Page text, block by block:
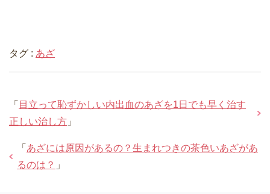
タグ : あざ
「 目立って恥ずかしい内出血のあざを1日でも早く治す
正しい治し方 」
「 あざには原因があるの？生まれつきの茶色いあざがあ
るのは？ 」